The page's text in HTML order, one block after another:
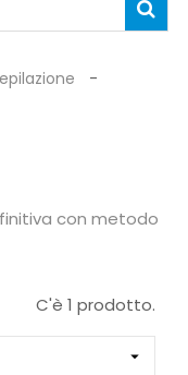
con metodo
C'è 1 prodotto.
